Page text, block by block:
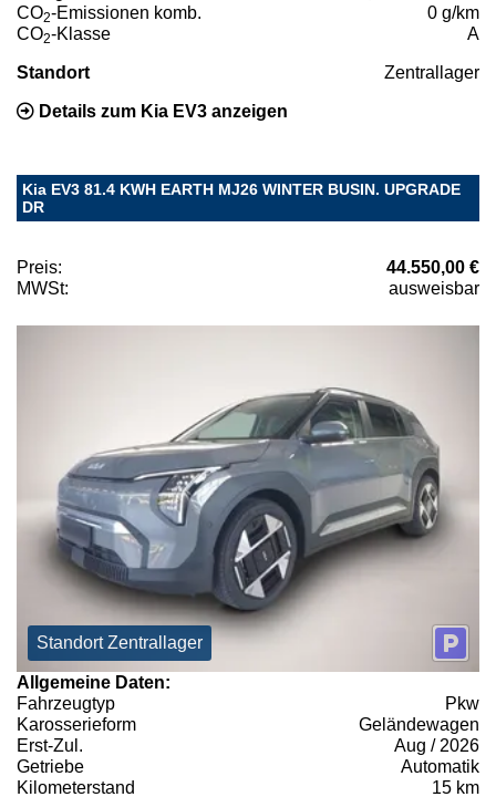
CO2-Emissionen komb.
0 g/km
CO2-Klasse A
Standort Zentrallager
Details zum Kia EV3 anzeigen
Kia EV3 81.4 KWH EARTH MJ26 WINTER BUSIN. UPGRADE
DR
Preis:
44.550,00 €
MWSt:
ausweisbar
Standort Zentrallager
Allgemeine Daten:
Fahrzeugtyp
Pkw
Karosserieform
Geländewagen
Erst-Zul.
Aug / 2026
Getriebe
Automatik
Kilometerstand
15 km